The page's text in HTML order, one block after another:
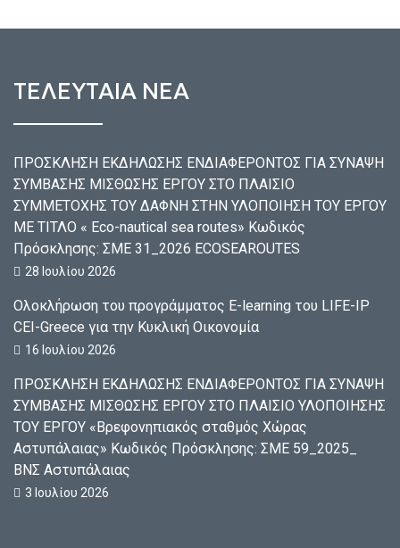
ΤΕΛΕΥΤΑΙΑ ΝΕΑ
ΠΡΟΣΚΛΗΣΗ ΕΚΔΗΛΩΣΗΣ ΕΝΔΙΑΦΕΡΟΝΤΟΣ ΓΙΑ ΣΥΝΑΨΗ
ΣΥΜΒΑΣΗΣ ΜΙΣΘΩΣΗΣ ΕΡΓΟΥ ΣΤΟ ΠΛΑΙΣΙΟ
ΣΥΜΜΕΤΟΧΗΣ ΤΟΥ ΔΑΦΝΗ ΣΤΗΝ ΥΛΟΠΟΙΗΣΗ ΤΟΥ ΕΡΓΟΥ
ΜΕ ΤΙΤΛΟ « Eco-nautical sea routes» Κωδικός
Πρόσκλησης: ΣΜΕ 31_2026 ECOSEAROUTES
28 Ιουλίου 2026
Ολοκλήρωση του προγράμματος E-learning του LIFE-IP
CEI-Greece για την Κυκλική Οικονομία
16 Ιουλίου 2026
ΠΡΟΣΚΛΗΣΗ ΕΚΔΗΛΩΣΗΣ ΕΝΔΙΑΦΕΡΟΝΤΟΣ ΓΙΑ ΣΥΝΑΨΗ
ΣΥΜΒΑΣΗΣ ΜΙΣΘΩΣΗΣ ΕΡΓΟΥ ΣΤΟ ΠΛΑΙΣΙΟ ΥΛΟΠΟΙΗΣΗΣ
ΤΟΥ ΕΡΓΟΥ «Βρεφονηπιακός σταθμός Χώρας
Αστυπάλαιας» Κωδικός Πρόσκλησης: ΣΜΕ 59_2025_
ΒΝΣ Αστυπάλαιας
3 Ιουλίου 2026